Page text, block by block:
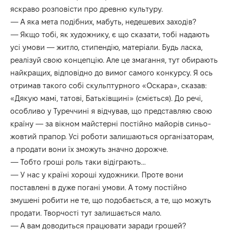
яскраво розповісти про древню культуру.
— А яка мета подібних, мабуть, недешевих заходів?
— Якщо тобі, як художнику, є що сказати, тобі надають
усі умови — житло, стипендію, матеріали. Будь ласка,
реалізуй свою концепцію. Але це змагання, тут обирають
найкращих, відповідно до вимог самого конкурсу. Я ось
отримав такого собі скульптурного «Оскара», сказав:
«Дякую мамі, татові, Батьківщині» (сміється). До речі,
особливо у Туреччині я відчував, що представляю свою
країну — за вікном майстерні постійно майорів синьо-
жовтий прапор. Усі роботи залишаються організаторам,
а продати вони їх зможуть значно дорожче.
— Тобто гроші роль таки відіграють…
— У нас у країні хороші художники. Проте вони
поставлені в дуже погані умови. А тому постійно
змушені робити не те, що подобається, а те, що можуть
продати. Творчості тут залишається мало.
— А вам доводиться працювати заради грошей?